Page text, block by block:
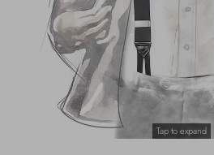
Overcoats
Hats and Gloves
Tap to expand